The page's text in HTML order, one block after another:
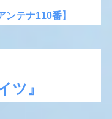
テナ110番】
ツ』